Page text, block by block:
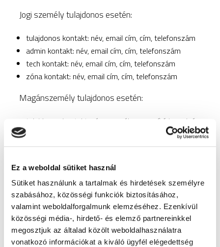
Ez a weboldal sütiket használ
Sütiket használunk a tartalmak és hirdetések személyre
szabásához, közösségi funkciók biztosításához,
valamint weboldalforgalmunk elemzéséhez. Ezenkívül
közösségi média-, hirdető- és elemző partnereinkkel
megosztjuk az általad közölt weboldalhasználatra
vonatkozó információkat a kiváló ügyfél elégedettség
Jogi személy tulajdonos esetén:
tulajdonos kontakt: név, email cím, cím, telefonszám
admin kontakt: név, email cím, cím, telefonszám
tech kontakt: név, email cím, cím, telefonszám
zóna kontakt: név, email cím, cím, telefonszám
Magánszemély tulajdonos esetén:
tulajdonos kontakt: név, személyazonosító igazolvány
szám, email cím, cím, telefonszám
zóna kontakt: név, email cím, cím, telefonszám
Az adatkezelés jogalapja:az érintett regisztrációkor
történő hozzájárulása, a szerződés teljesítése, az
Adatkezelő jogos érdeke, illetve jogszabályi előírások
(különösen az adózás rendjéről és a számvitelről szóló